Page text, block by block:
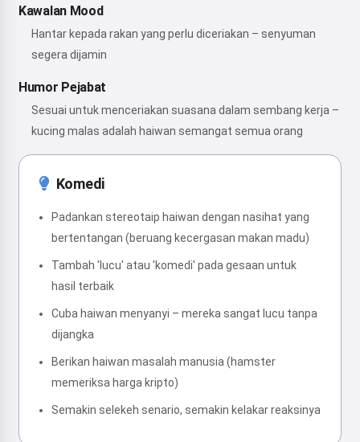
Kawalan Mood
Hantar kepada rakan yang perlu diceriakan – senyuman
segera dijamin
Humor Pejabat
Sesuai untuk menceriakan suasana dalam sembang kerja –
kucing malas adalah haiwan semangat semua orang
Komedi
Padankan stereotaip haiwan dengan nasihat yang
bertentangan (beruang kecergasan makan madu)
Tambah 'lucu' atau 'komedi' pada gesaan untuk
hasil terbaik
Cuba haiwan menyanyi – mereka sangat lucu tanpa
dijangka
Berikan haiwan masalah manusia (hamster
memeriksa harga kripto)
Semakin selekeh senario, semakin kelakar reaksinya